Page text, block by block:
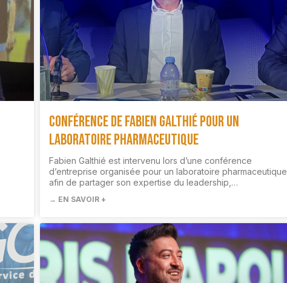
Conférence de Fabien Galthié pour un
laboratoire pharmaceutique
Fabien Galthié est intervenu lors d’une conférence
d’entreprise organisée pour un laboratoire pharmaceutique
afin de partager son expertise du leadership,…
→ EN SAVOIR +